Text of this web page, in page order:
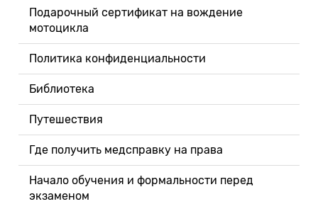
Подарочный сертификат на вождение
мотоцикла
Политика конфиденциальности
Библиотека
Путешествия
Где получить медсправку на права
Начало обучения и формальности перед
экзаменом